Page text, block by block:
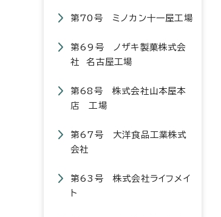
第70号 ミノカン十一屋工場
第69号 ノザキ製菓株式会
社 名古屋工場
第68号 株式会社山本屋本
店 工場
第67号 大洋食品工業株式
会社
第63号 株式会社ライフメイ
ト